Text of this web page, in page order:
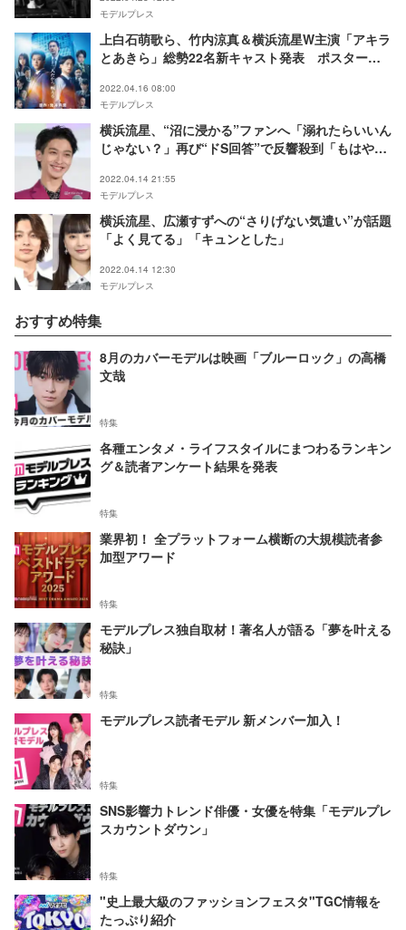
モデルプレス
上白石萌歌ら、竹内涼真＆横浜流星W主演「アキラ
とあきら」総勢22名新キャスト発表 ポスター＆
2022.04.16 08:00
モデルプレス
横浜流星、“沼に浸かる”ファンへ「溺れたらいいん
じゃない？」再び“ドS回答”で反響殺到「もはや名
2022.04.14 21:55
モデルプレス
横浜流星、広瀬すずへの“さりげない気遣い”が話題
「よく見てる」「キュンとした」
2022.04.14 12:30
モデルプレス
おすすめ特集
8月のカバーモデルは映画「ブルーロック」の高橋
文哉
特集
各種エンタメ・ライフスタイルにまつわるランキン
グ＆読者アンケート結果を発表
特集
業界初！ 全プラットフォーム横断の大規模読者参
加型アワード
特集
モデルプレス独自取材！著名人が語る「夢を叶える
秘訣」
特集
モデルプレス読者モデル 新メンバー加入！
特集
SNS影響力トレンド俳優・女優を特集「モデルプレ
スカウントダウン」
特集
"史上最大級のファッションフェスタ"TGC情報を
たっぷり紹介